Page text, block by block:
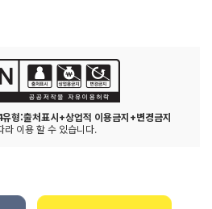
형:출처표시+상업적 이용금지+변경금지
라 이용 할 수 있습니다.